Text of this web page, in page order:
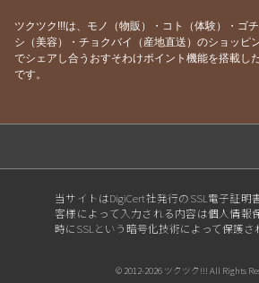
2026/02/04【#220】バレンタイン予
2026/01/25 【#219】バレンタイン限定
2026/01/06【#217】謹賀新年🎍ままが
会で当たるプレゼント発表
2025/12/25【#215】メリークリスマス
した🙌＋ままがし.ご購入時
ツクツク!!!は、モノ（物販）・コト（体験）・ゴ
シ（美容）・チョクバイ（産地直送）のショッピ
でシェアし合うおすそわけポイント機能を搭載し
です。
当サイトはDigiCert社発行のSSL電子証明
客様によって入力される内容は個人情報
時にSSLという暗号化技術によって保護さ
© 2012-2026 ツクツク!!! All Rights